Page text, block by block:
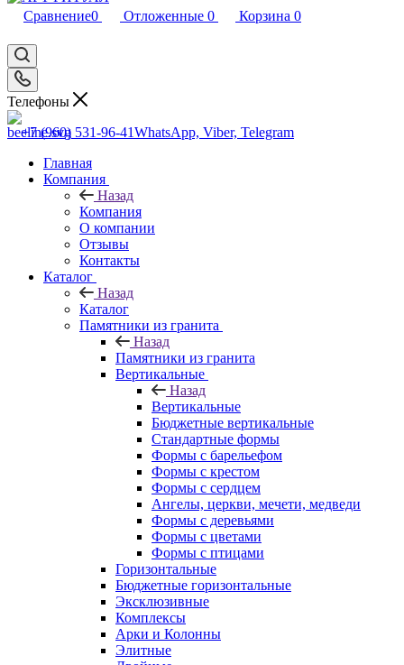
Сравнение0 Отложенные 0 Корзина 0
Телефоны
+7 (960) 531-96-41WhatsApp, Viber, Telegram
Главная
Компания
Назад
Компания
О компании
Отзывы
Контакты
Каталог
Назад
Каталог
Памятники из гранита
Назад
Памятники из гранита
Вертикальные
Назад
Вертикальные
Бюджетные вертикальные
Стандартные формы
Формы с барельефом
Формы с крестом
Формы с сердцем
Ангелы, церкви, мечети, медведи
Формы с деревьями
Формы с цветами
Формы с птицами
Горизонтальные
Бюджетные горизонтальные
Эксклюзивные
Комплексы
Арки и Колонны
Элитные